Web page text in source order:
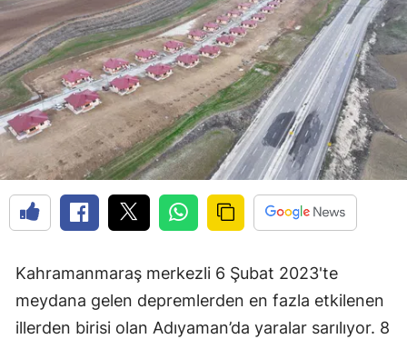
Kahramanmaraş merkezli 6 Şubat 2023'te
meydana gelen depremlerden en fazla etkilenen
illerden birisi olan Adıyaman’da yaralar sarılıyor. 8